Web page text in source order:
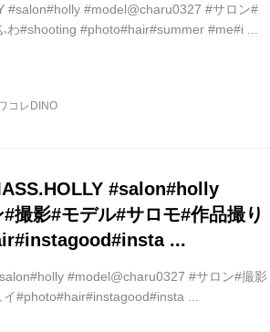
#salon#holly #model@charu0327 #サロン#
#shooting #photo#hair#summer #me#i ...
コレDINO
#salon#holly
影#モデル#サロモ#作品撮り
...
#model@charu0327 #サロン#撮影
#photo#hair#instagood#insta ...